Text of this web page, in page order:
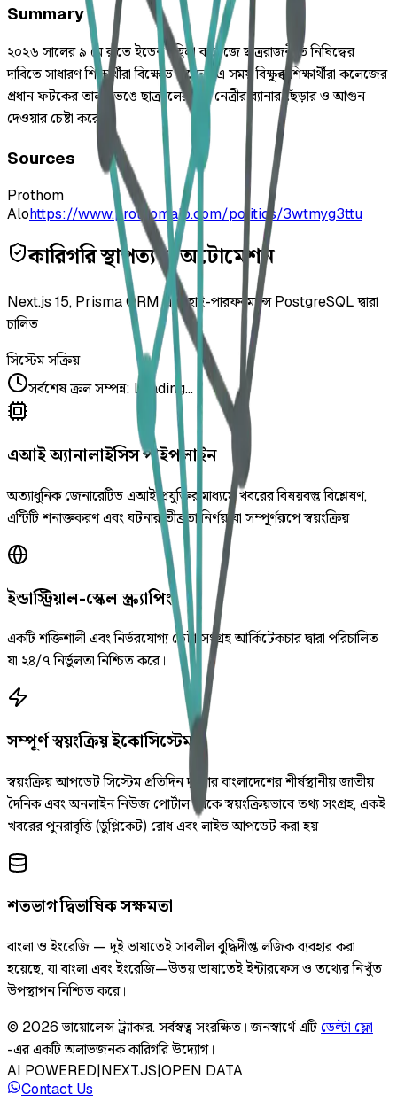
Summary
২০২৬ সালের ৯ মে রাতে ইডেন মহিলা কলেজে ছাত্ররাজনীতি নিষিদ্ধের
দাবিতে সাধারণ শিক্ষার্থীরা বিক্ষোভ করেন। এ সময় বিক্ষুব্ধ শিক্ষার্থীরা কলেজের
প্রধান ফটকের তালা ভেঙে ছাত্রদলের এক নেত্রীর ব্যানার ছেঁড়ার ও আগুন
দেওয়ার চেষ্টা করেন।
Sources
Prothom
Alohttps://www.prothomalo.com/politics/3wtmyg3ttu
কারিগরি স্থাপত্য ও অটোমেশন
Next.js 15, Prisma ORM এবং হাই-পারফরম্যান্স PostgreSQL দ্বারা
চালিত।
সিস্টেম সক্রিয়
সর্বশেষ ক্রল সম্পন্ন: Loading...
এআই অ্যানালাইসিস পাইপলাইন
অত্যাধুনিক জেনারেটিভ এআই প্রযুক্তির মাধ্যমে খবরের বিষয়বস্তু বিশ্লেষণ,
এন্টিটি শনাক্তকরণ এবং ঘটনার তীব্রতা নির্ণয় যা সম্পূর্ণরূপে স্বয়ংক্রিয়।
ইন্ডাস্ট্রিয়াল-স্কেল স্ক্র্যাপিং
একটি শক্তিশালী এবং নির্ভরযোগ্য ডেটা সংগ্রহ আর্কিটেকচার দ্বারা পরিচালিত
যা ২৪/৭ নির্ভুলতা নিশ্চিত করে।
সম্পূর্ণ স্বয়ংক্রিয় ইকোসিস্টেম
স্বয়ংক্রিয় আপডেট সিস্টেম প্রতিদিন দুইবার বাংলাদেশের শীর্ষস্থানীয় জাতীয়
দৈনিক এবং অনলাইন নিউজ পোর্টাল থেকে স্বয়ংক্রিয়ভাবে তথ্য সংগ্রহ, একই
খবরের পুনরাবৃত্তি (ডুপ্লিকেট) রোধ এবং লাইভ আপডেট করা হয়।
শতভাগ দ্বিভাষিক সক্ষমতা
বাংলা ও ইংরেজি — দুই ভাষাতেই সাবলীল বুদ্ধিদীপ্ত লজিক ব্যবহার করা
হয়েছে, যা বাংলা এবং ইংরেজি—উভয় ভাষাতেই ইন্টারফেস ও তথ্যের নিখুঁত
উপস্থাপন নিশ্চিত করে।
© 2026 ভায়োলেন্স ট্র্যাকার.সর্বস্বত্ব সংরক্ষিত। জনস্বার্থে এটিডেল্টা ফ্লো
-এর একটি অলাভজনক কারিগরি উদ্যোগ।
AI POWERED|NEXT.JS|OPEN DATA
Contact Us